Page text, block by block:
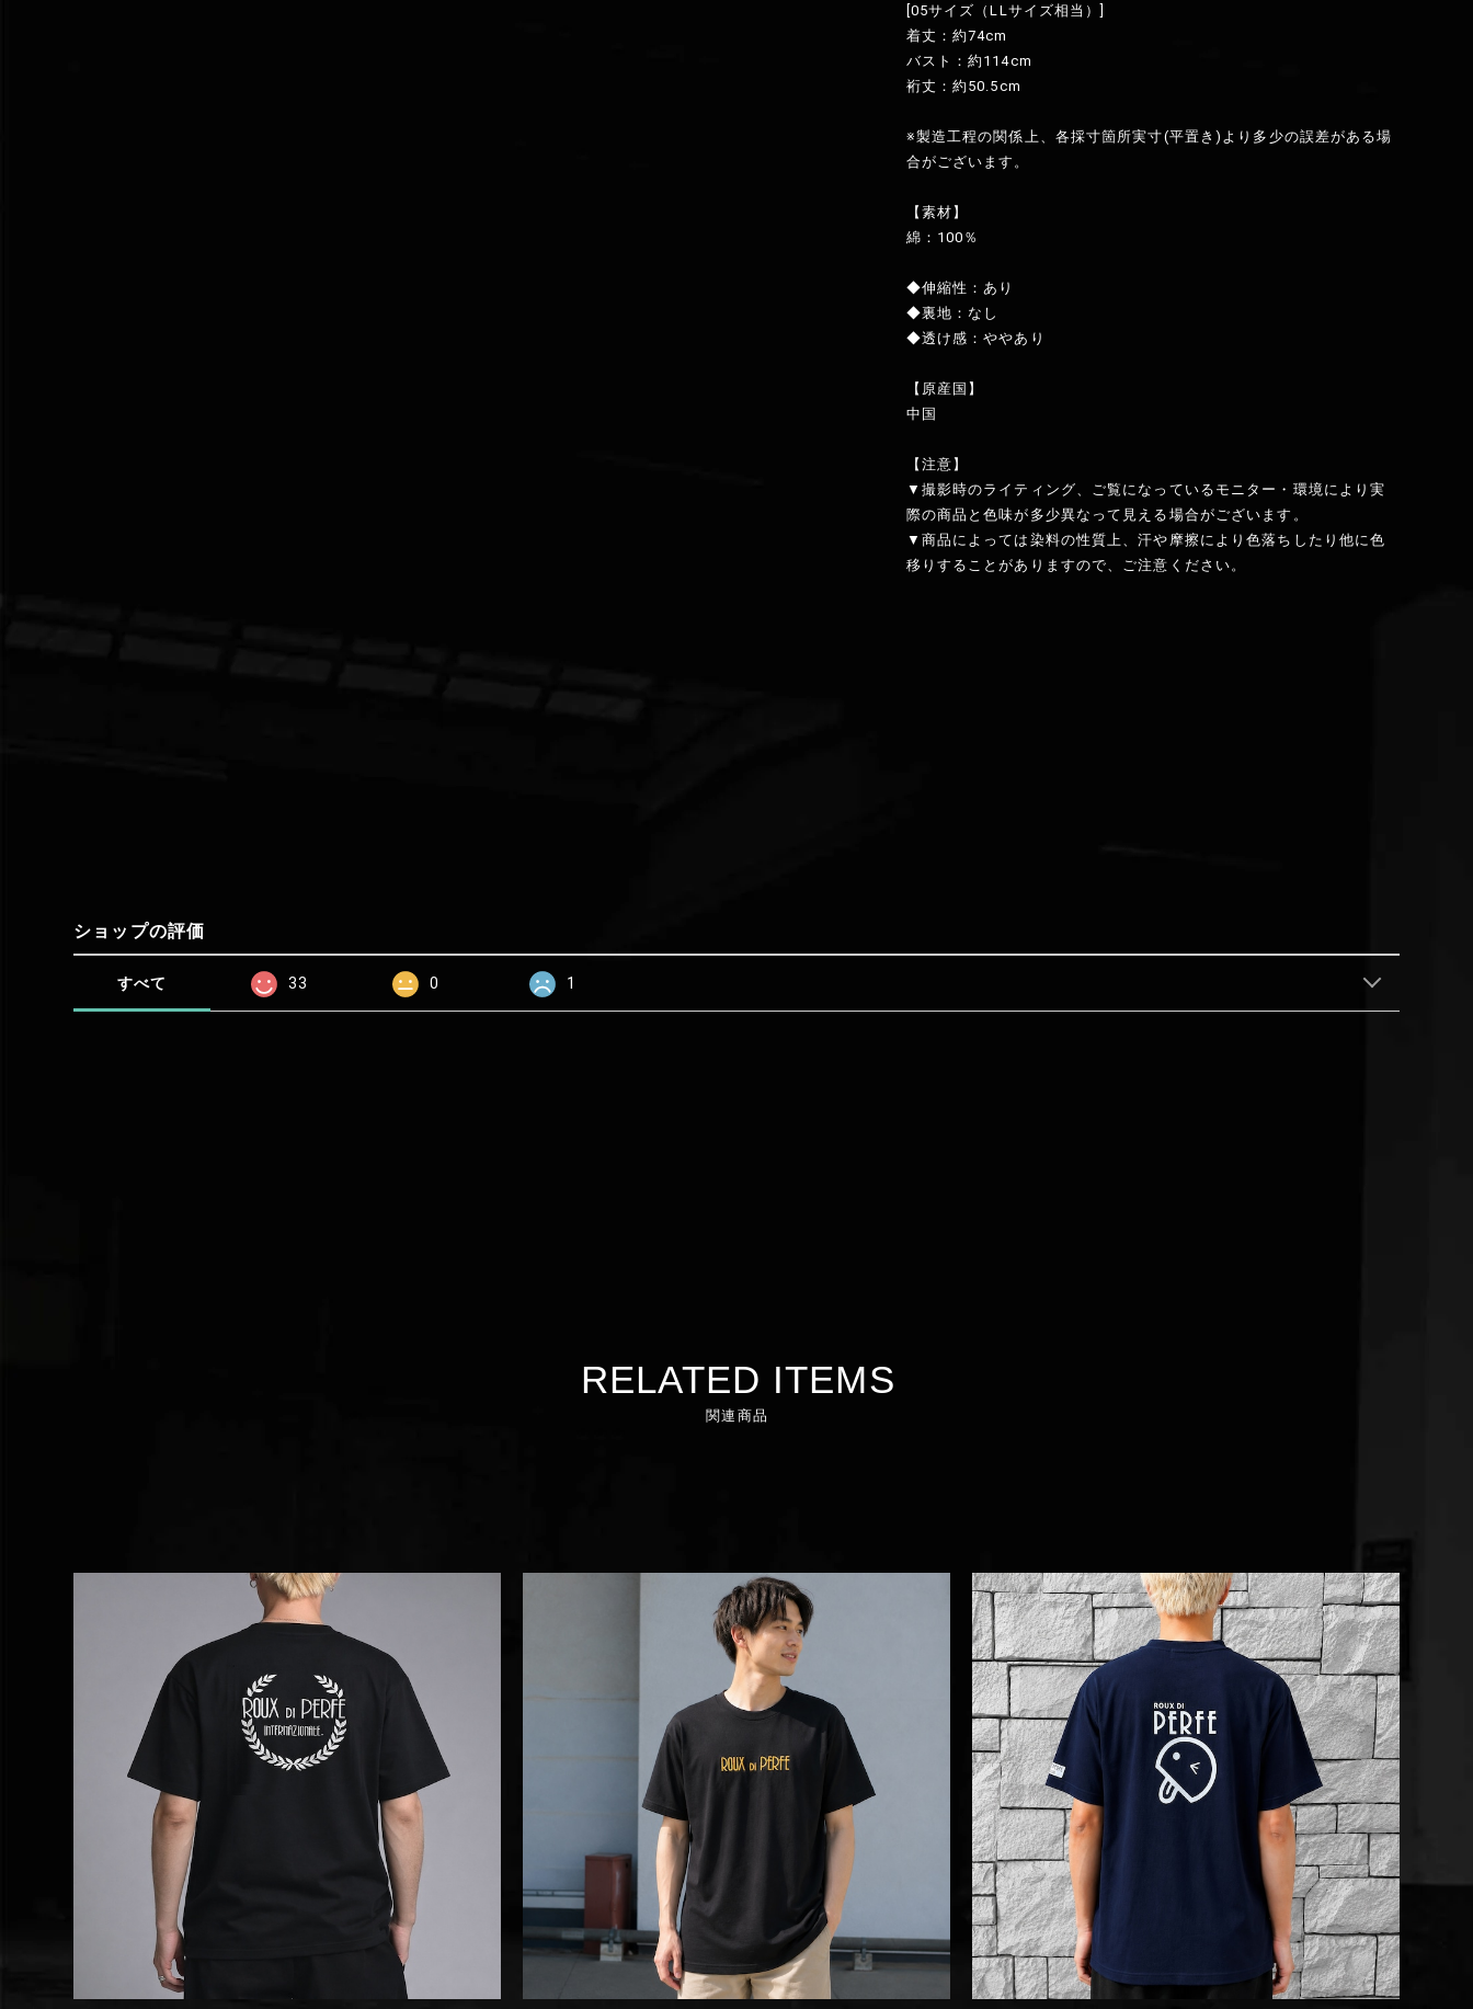
[05サイズ（LLサイズ相当）]
着丈：約74cm
バスト：約114cm
裄丈：約50.5cm
※製造工程の関係上、各採寸箇所実寸(平置き)より多少の誤差がある場
合がございます。
【素材】
綿：100％
◆伸縮性：あり
◆裏地：なし
◆透け感：ややあり
【原産国】
中国
【注意】
▼撮影時のライティング、ご覧になっているモニター・環境により実
際の商品と色味が多少異なって見える場合がございます。
▼商品によっては染料の性質上、汗や摩擦により色落ちしたり他に色
移りすることがありますので、ご注意ください。
ショップの評価
すべて 33 0 1
RELATED ITEMS
関連商品